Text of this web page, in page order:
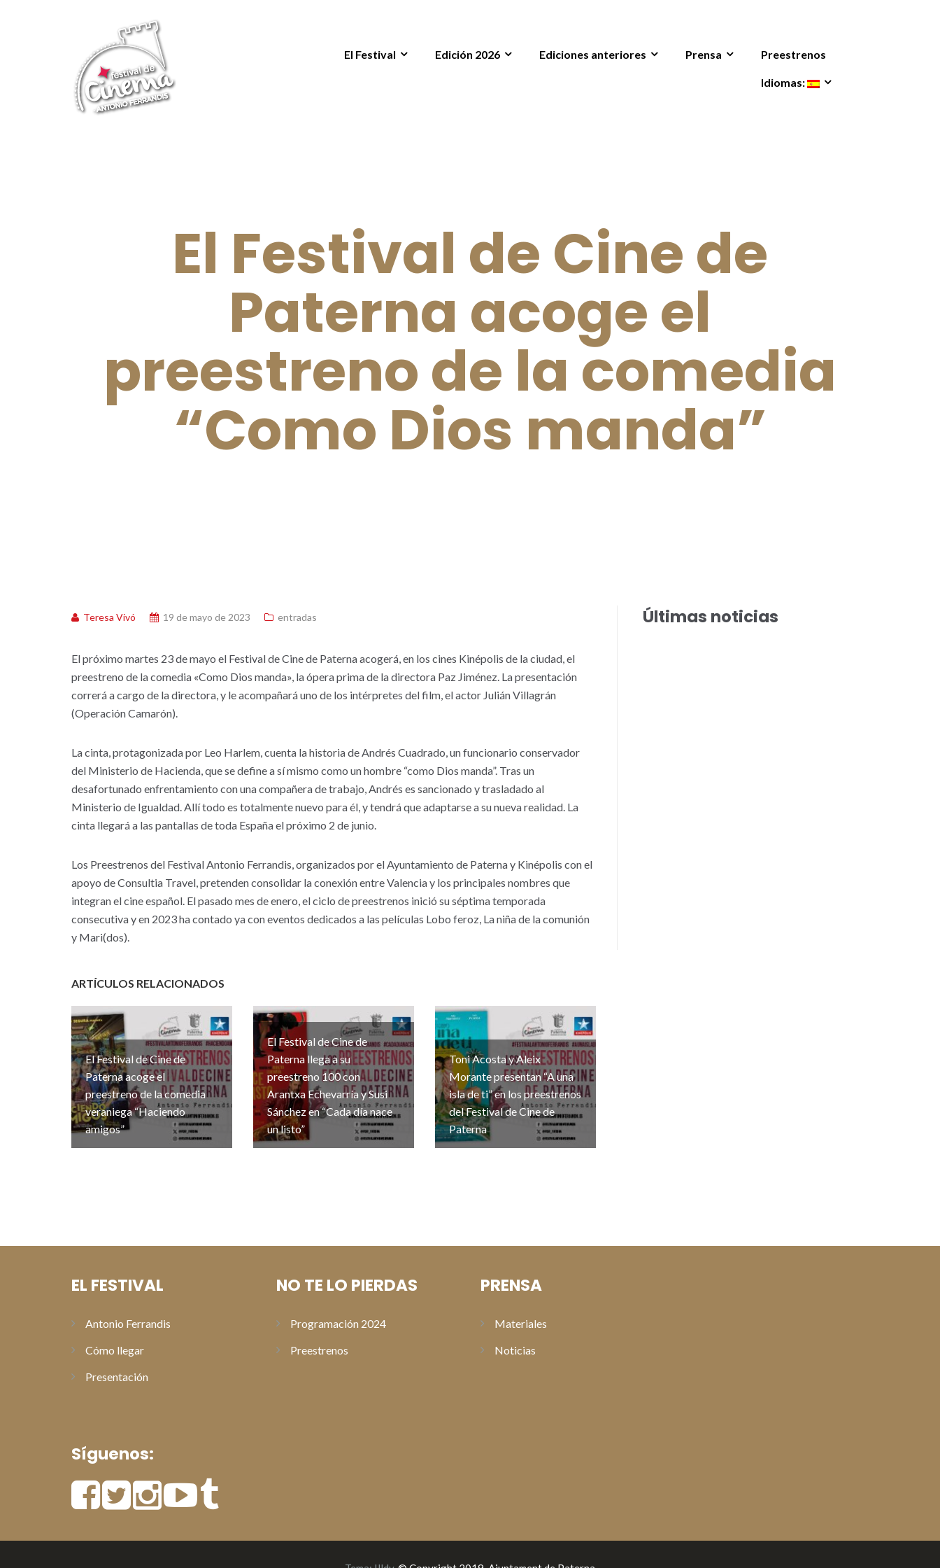
El Festival Edición 2026 Ediciones anteriores Prensa Preestrenos
Idiomas:
El Festival de Cine de
Paterna acoge el
preestreno de la comedia
“Como Dios manda”
Teresa Vivó 19 de mayo de 2023 entradas
El próximo martes 23 de mayo el Festival de Cine de Paterna acogerá, en los cines Kinépolis de la ciudad, el
preestreno de la comedia «Como Dios manda», la ópera prima de la directora Paz Jiménez. La presentación
correrá a cargo de la directora, y le acompañará uno de los intérpretes del film, el actor Julián Villagrán
(Operación Camarón).
La cinta, protagonizada por Leo Harlem, cuenta la historia de Andrés Cuadrado, un funcionario conservador
del Ministerio de Hacienda, que se define a sí mismo como un hombre “como Dios manda”. Tras un
desafortunado enfrentamiento con una compañera de trabajo, Andrés es sancionado y trasladado al
Ministerio de Igualdad. Allí todo es totalmente nuevo para él, y tendrá que adaptarse a su nueva realidad. La
cinta llegará a las pantallas de toda España el próximo 2 de junio.
Los Preestrenos del Festival Antonio Ferrandis, organizados por el Ayuntamiento de Paterna y Kinépolis con el
apoyo de Consultia Travel, pretenden consolidar la conexión entre Valencia y los principales nombres que
integran el cine español. El pasado mes de enero, el ciclo de preestrenos inició su séptima temporada
consecutiva y en 2023 ha contado ya con eventos dedicados a las películas Lobo feroz, La niña de la comunión
y Mari(dos).
ARTÍCULOS RELACIONADOS
El Festival de Cine de
Paterna acoge el
preestreno de la comedia
veraniega “Haciendo
amigos”
El Festival de Cine de
Paterna llega a su
preestreno 100 con
Arantxa Echevarría y Susi
Sánchez en “Cada día nace
un listo”
Toni Acosta y Aleix
Morante presentan “A una
isla de ti” en los preestrenos
del Festival de Cine de
Paterna
Últimas noticias
EL FESTIVAL
Antonio Ferrandis
Cómo llegar
Presentación
Síguenos:
NO TE LO PIERDAS
Programación 2024
Preestrenos
PRENSA
Materiales
Noticias